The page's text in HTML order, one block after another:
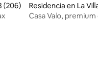
promedio: 4.8 de 5;
(206)
Residencia en La
Casa Valo,